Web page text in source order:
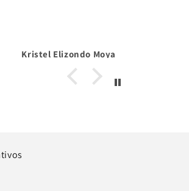
Kristel Elizondo Moya